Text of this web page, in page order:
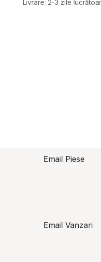
Livrare: 2-3 zile
Email Piese
Email Vanzari